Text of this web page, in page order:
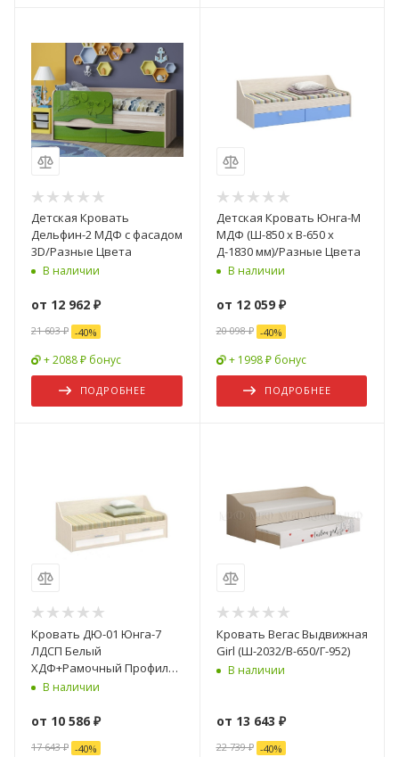
Детская Кровать
Дельфин-2 МДФ с фасадом
3D/Разные Цвета
В наличии
от 12 962 ₽
21 603 ₽ -40%
+ 2088 ₽ бонус
ПОДРОБНЕЕ
Детская Кровать Юнга-М
МДФ (Ш-850 x В-650 x
Д-1830 мм)/Разные Цвета
В наличии
от 12 059 ₽
20 098 ₽ -40%
+ 1998 ₽ бонус
ПОДРОБНЕЕ
Кровать ДЮ-01 Юнга-7
ЛДСП Белый
ХДФ+Рамочный Профиль/
Ясень Шимо Светлый
В наличии
от 10 586 ₽
17 643 ₽ -40%
Кровать Вегаc Выдвижная
Girl (Ш-2032/В-650/Г-952)
В наличии
от 13 643 ₽
22 739 ₽ -40%